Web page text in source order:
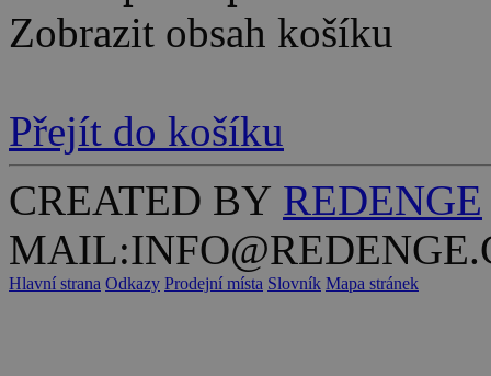
Zobrazit obsah košíku
Přejít do košíku
CREATED BY REDENGE
Hlavní strana Odkazy Prodejní místa Slovník Mapa stránek